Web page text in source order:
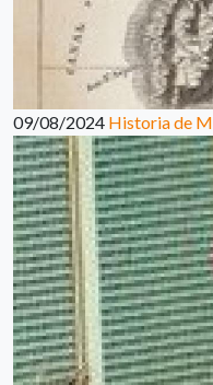
09/08/2024 Historia de